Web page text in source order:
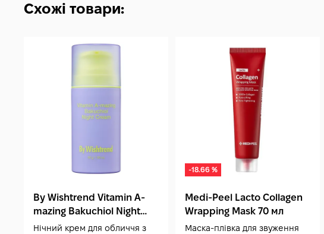
Схожі товари:
By Wishtrend Vitamin A-
mazing Bakuchiol Night
Cream 30 мл
Нічний крем для обличчя з
-18.66 %
Medi-Peel Lacto Collagen
Wrapping Mask 70 мл
Маска-плівка для звуження